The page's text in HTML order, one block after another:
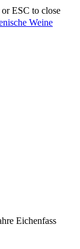
ESC to close
Eichenfass